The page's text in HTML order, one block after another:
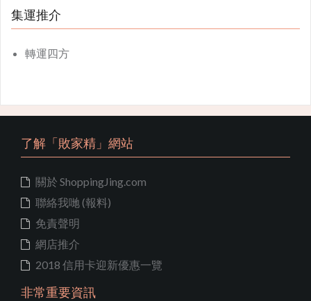
集運推介
轉運四方
了解「敗家精」網站
關於 ShoppingJing.com
聯絡我哋 (報料)
免責聲明
網店推介
2018 信用卡迎新優惠一覽
非常重要資訊